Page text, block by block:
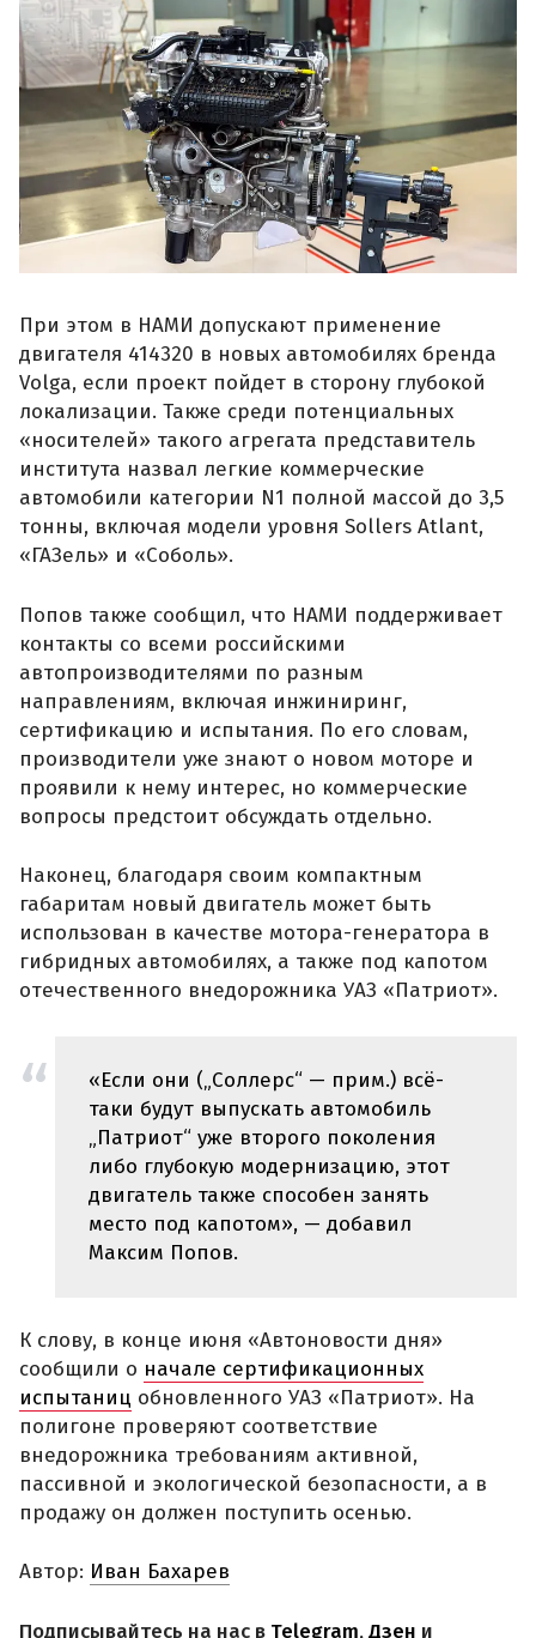
При этом в НАМИ допускают применение
двигателя 414320 в новых автомобилях бренда
Volga, если проект пойдет в сторону глубокой
локализации. Также среди потенциальных
«носителей» такого агрегата представитель
института назвал легкие коммерческие
автомобили категории N1 полной массой до 3,5
тонны, включая модели уровня Sollers Atlant,
«ГАЗель» и «Соболь».
Попов также сообщил, что НАМИ поддерживает
контакты со всеми российскими
автопроизводителями по разным
направлениям, включая инжиниринг,
сертификацию и испытания. По его словам,
производители уже знают о новом моторе и
проявили к нему интерес, но коммерческие
вопросы предстоит обсуждать отдельно.
Наконец, благодаря своим компактным
габаритам новый двигатель может быть
использован в качестве мотора-генератора в
гибридных автомобилях, а также под капотом
отечественного внедорожника УАЗ «Патриот».
«Если они („Соллерс“ — прим.) всё-
таки будут выпускать автомобиль
„Патриот“ уже второго поколения
либо глубокую модернизацию, этот
двигатель также способен занять
место под капотом», — добавил
Максим Попов.
К слову, в конце июня «Автоновости дня»
сообщили о начале сертификационных
испытаниц обновленного УАЗ «Патриот». На
полигоне проверяют соответствие
внедорожника требованиям активной,
пассивной и экологической безопасности, а в
продажу он должен поступить осенью.
Автор: Иван Бахарев
Подписывайтесь на нас в Telegram,Дзен и